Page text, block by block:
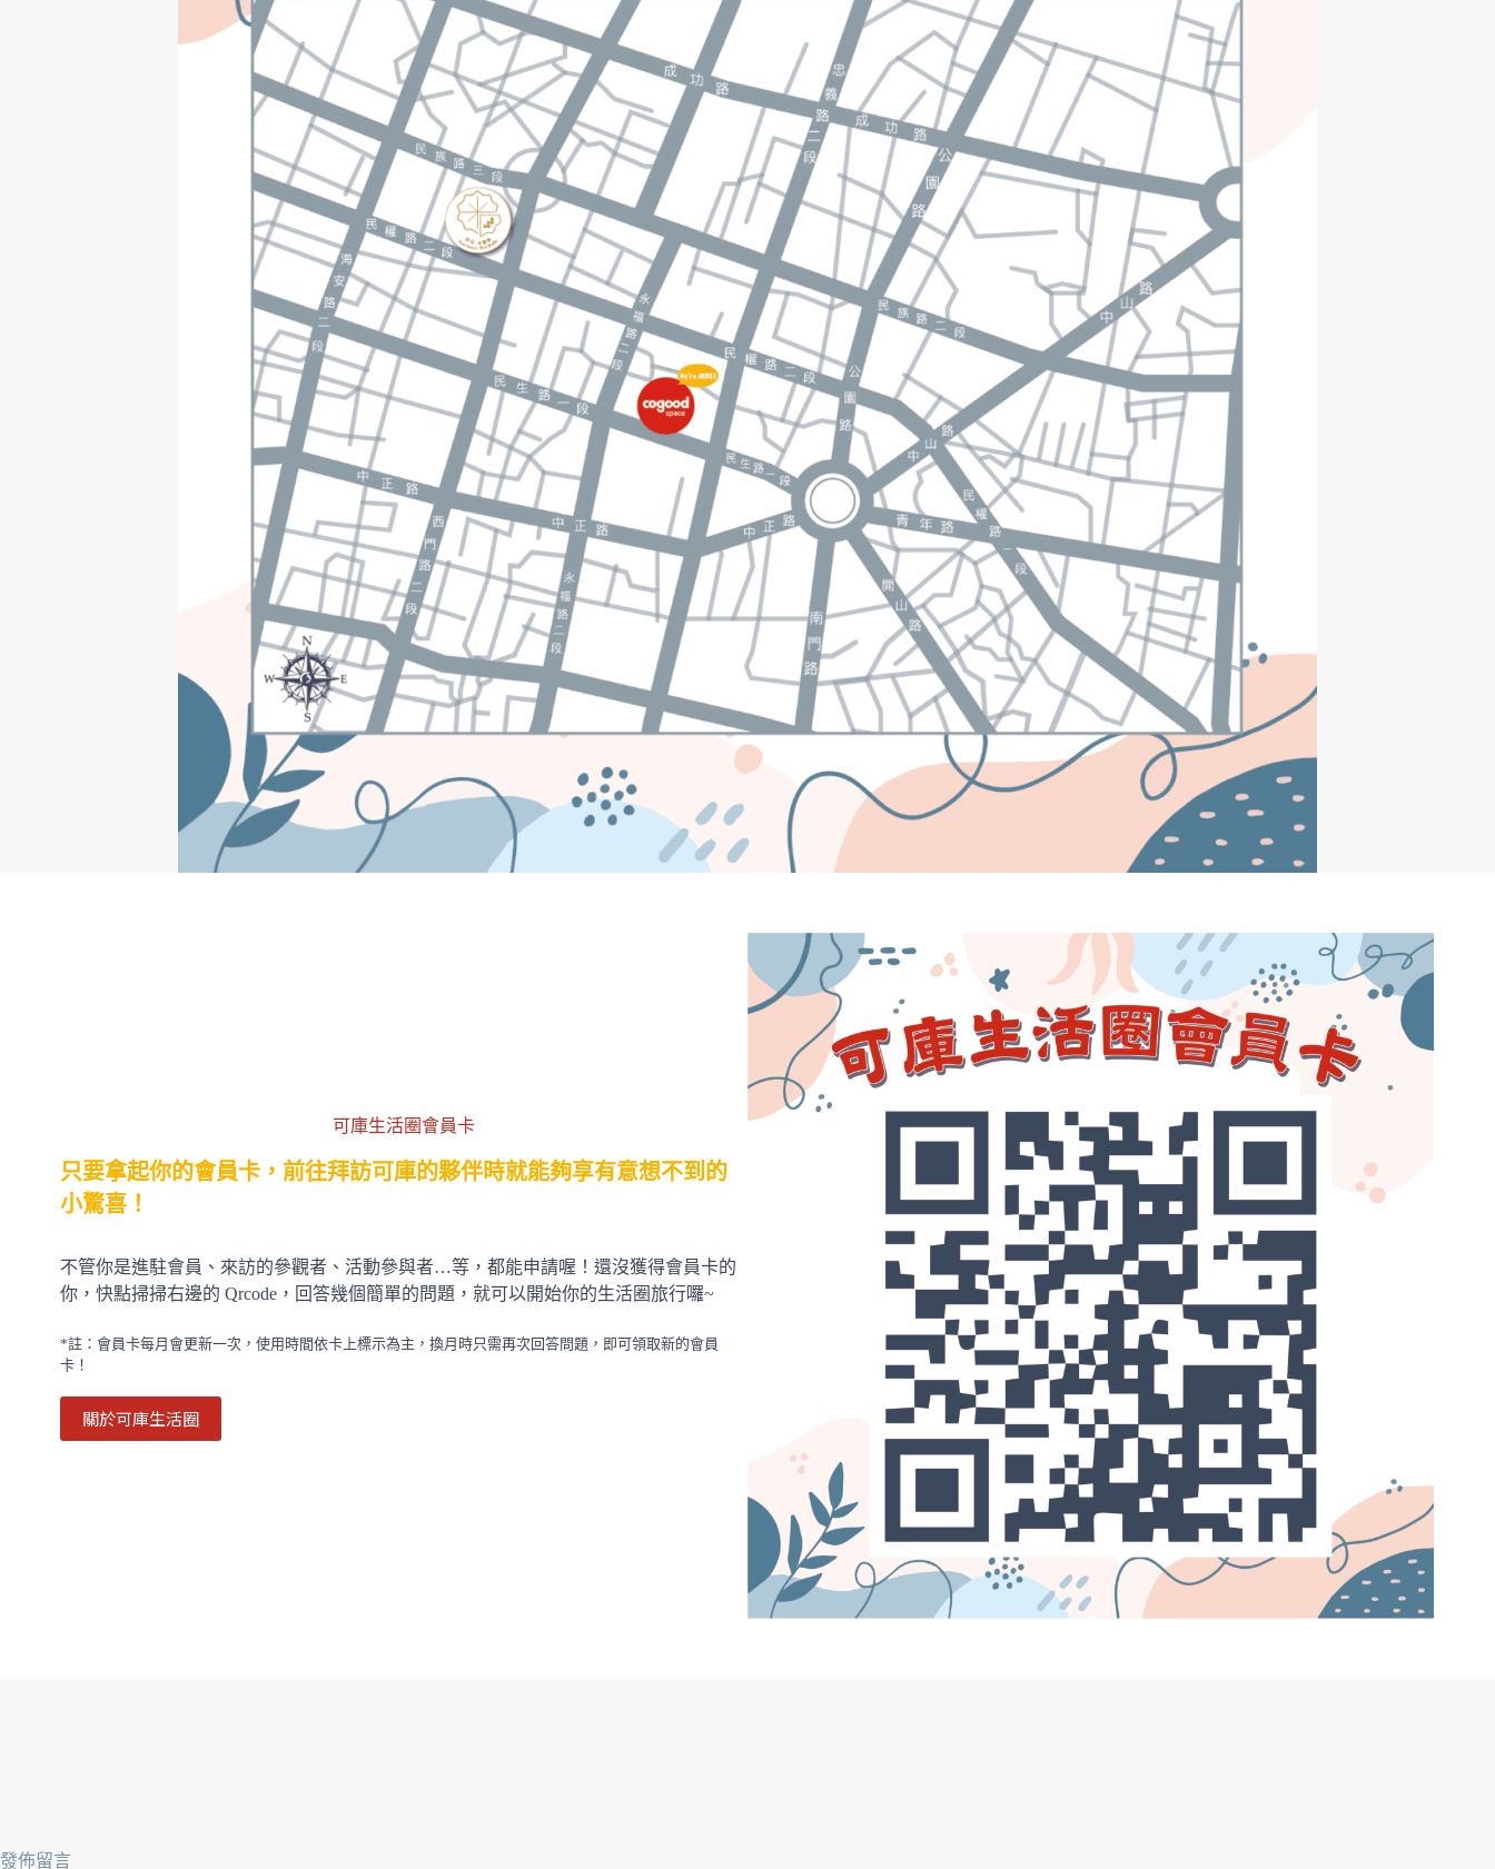
可庫生活圈會員卡
只要拿起你的會員卡，前往拜訪可庫的夥伴時就能夠享有意想不到的
小驚喜！
不管你是進駐會員、來訪的參觀者、活動參與者…等，都能申請喔！還沒獲得會員卡的
你，快點掃掃右邊的 Qrcode，回答幾個簡單的問題，就可以開始你的生活圈旅行囉~
*註：會員卡每月會更新一次，使用時間依卡上標示為主，換月時只需再次回答問題，即可領取新的會員
卡！
關於可庫生活圈
發佈留言